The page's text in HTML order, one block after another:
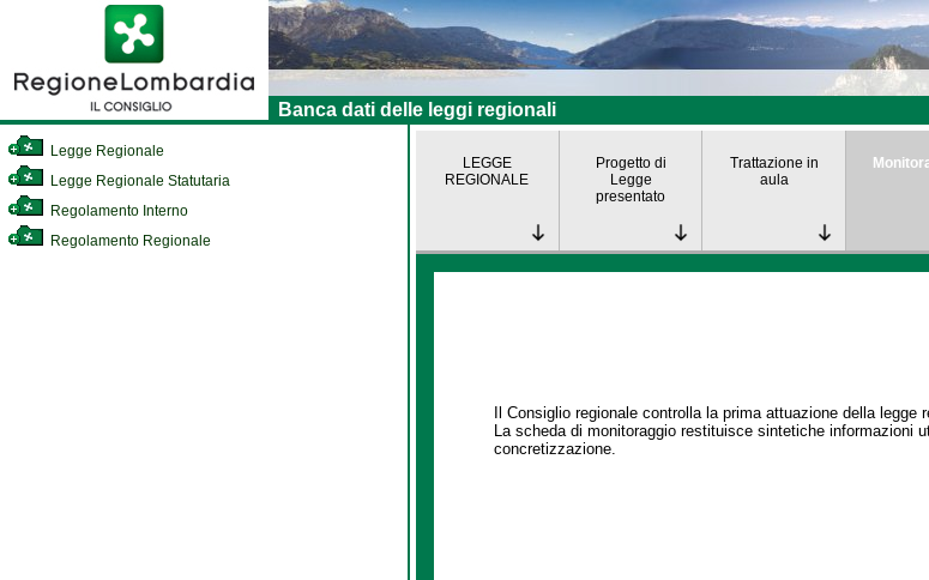
Banca dati delle leggi regionali
Legge Regionale
Legge Regionale Statutaria
Regolamento Interno
Regolamento Regionale
LEGGE
REGIONALE
Progetto di
Legge
presentato
Trattazione in
aula
Il Consiglio regionale controlla la prima attuazione della legge
La scheda di monitoraggio restituisce sintetiche informazioni
concretizzazione.